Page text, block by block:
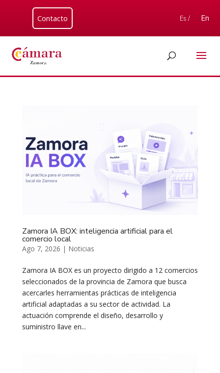
Contacto Es / En
Zamora IA BOX: inteligencia artificial para el
comercio local
Ago 7, 2026 | Noticias
Zamora IA BOX es un proyecto dirigido a 12 comercios
seleccionados de la provincia de Zamora que busca
acercarles herramientas prácticas de inteligencia
artificial adaptadas a su sector de actividad. La
actuación comprende el diseño, desarrollo y
suministro llave en...